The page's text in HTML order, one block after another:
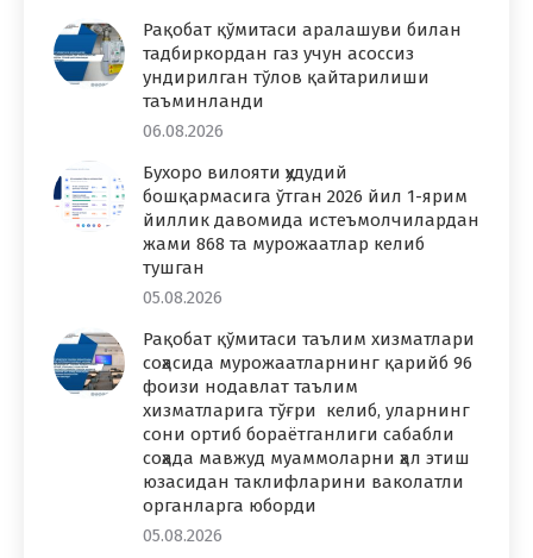
Рақобат қўмитаси аралашуви билан
тадбиркордан газ учун асоссиз
ундирилган тўлов қайтарилиши
таъминланди
06.08.2026
Бухоро вилояти ҳудудий
бошқармасига ўтган 2026 йил 1-ярим
йиллик давомида истеъмолчилардан
жами 868 та мурожаатлар келиб
тушган
05.08.2026
Рақобат қўмитаси таълим хизматлари
соҳасида мурожаатларнинг қарийб 96
фоизи нодавлат таълим
хизматларига тўғри келиб, уларнинг
сони ортиб бораётганлиги сабабли
соҳада мавжуд муаммоларни ҳал этиш
юзасидан таклифларини ваколатли
органларга юборди
05.08.2026